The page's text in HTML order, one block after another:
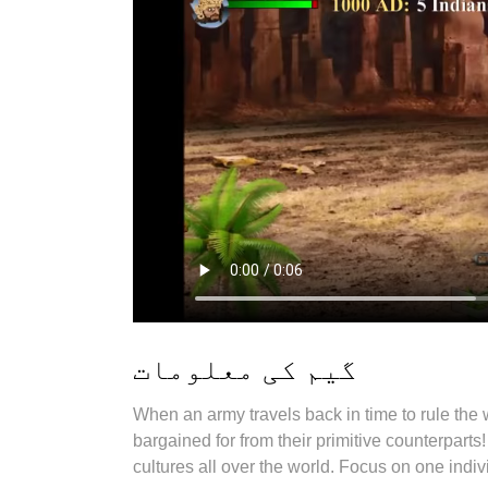
گیم کی معلومات
When an army travels back in time to rule
bargained for from their primitive
cultures all over the world. Focus on one